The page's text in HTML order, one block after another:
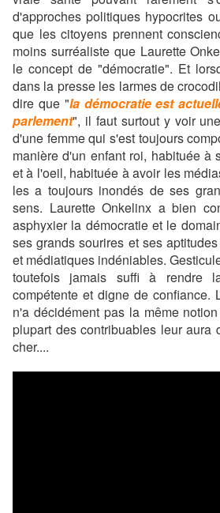
d'approches politiques hypocrites
que les citoyens prennent
moins surréaliste que Laurette
le concept de "démocratie". Et
dans la presse les larmes de
dire que "la démocratie est
parlement", il faut surtout y voir
d'une femme qui s'est toujours
manière d'un enfant roi, habituée à
et à l'oeil, habituée à avoir les
les a toujours inondés de ses
sens. Laurette Onkelinx a bien
asphyxier la démocratie et le
ses grands sourires et ses
et médiatiques indéniables.
toutefois jamais suffi à rendre
compétente et digne de confiance.
n'a décidément pas la même
plupart des contribuables leur aura
cher....